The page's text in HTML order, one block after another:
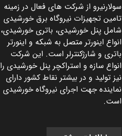
سولارنیرو از شرکت های فعال در زمینه
تامین تجهیزات نیروگاه برق خورشیدی
شامل پنل خورشیدی، باتری خورشیدی،
انواع اینورتر متصل به شبکه و اینورتر
باتری و شارژکنترلر است. این شرکت
انواع سازه و استراکچر پنل خورشیدی را
نیز تولید و در بیشتر نقاط کشور دارای
نماینده جهت اجرای نیروگاه خورشیدی
است.